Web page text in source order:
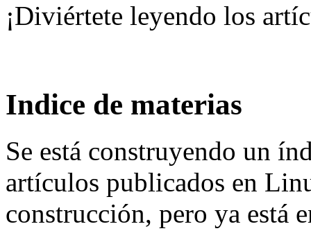
¡Diviértete leyendo los
Indice de materias
Se está construyendo un
artículos publicados en
construcción, pero ya está